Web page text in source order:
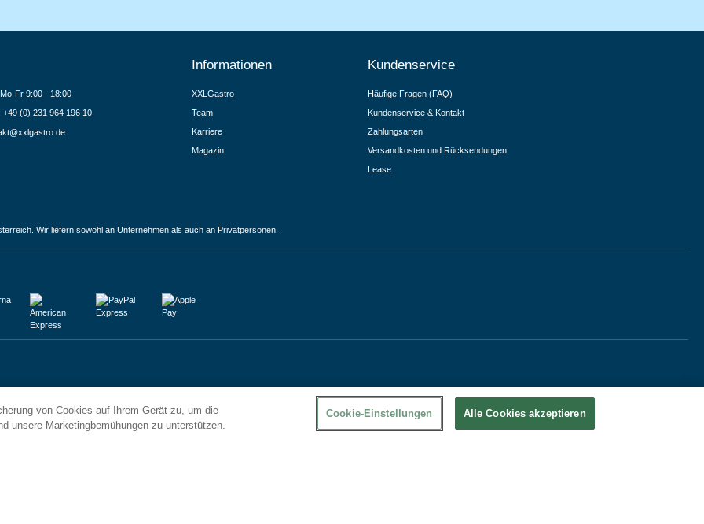
Fr 9:00 - 18:00
+49 (0) 231 964 196 10
Informationen
XXLGastro
Team
Karriere
Magazin
Kundenservice
Häufige Fragen (FAQ)
Kundenservice & Kontakt
Zahlungsarten
Versandkosten und Rücksendungen
Lease
Wir liefern sowohl an Unternehmen als auch an Privatpersonen.
von Cookies auf Ihrem Gerät zu, um die
unsere Marketingbemühungen zu unterstützen.
Cookie-Einstellungen Alle Cookies akzeptieren